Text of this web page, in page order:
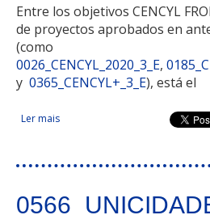
Entre los objetivos CENCYL
de proyectos aprobados en
(como
0026_CENCYL_2020_3_E,
y 0365_CENCYL+_3_E), está el
Ler mais acerca de CENCYL FRONTEIRA
y León - Centro de Portugal.